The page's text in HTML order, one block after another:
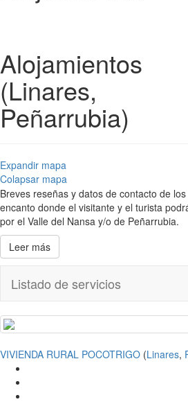
Alojamientos
(Linares,
Peñarrubia)
Expandir mapa
Colapsar mapa
Breves reseñas y datos de contacto de
encanto donde el visitante y el turista
por el Valle del Nansa y/o de Peñarrubia.
Leer más
Listado de servicios
VIVIENDA RURAL POCOTRIGO (Linares,